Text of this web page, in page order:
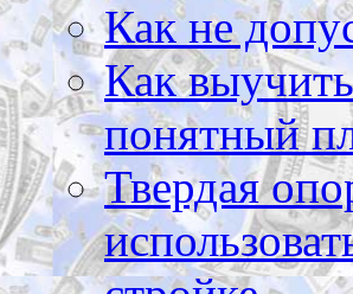
Как не
Как
понятный
Твердая